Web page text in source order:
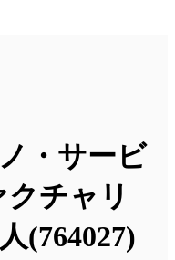
・サービ
チャリ
(764027)